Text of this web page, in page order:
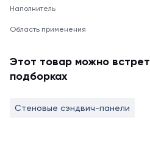
Наполнитель
Область применения
Этот товар можно
подборках
Стеновые сэндвич-панели